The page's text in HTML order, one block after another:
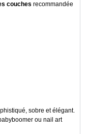
couches recommandée
sobre et élégant.
ou nail art